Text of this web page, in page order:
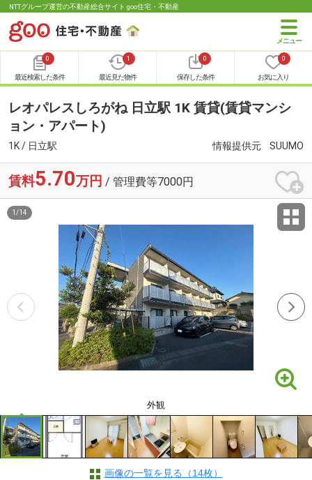
NTTグループ運営の不動産総合サイト goo住宅・不動産
0
最近検索した条件
1
最近見た物件
0
保存した条件
0
お気に入り
レオパレスしろがね 日立駅 1K 賃貸(賃貸マンシ
ョン・アパート)
1K / 日立駅 情報提供元 SUUMO
賃料5.70万円 / 管理費等7000円
外観
1 /14
画像の一覧を見る（14枚）